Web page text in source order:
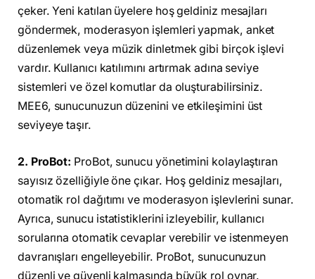
çeker. Yeni katılan üyelere hoş geldiniz mesajları
göndermek, moderasyon işlemleri yapmak, anket
düzenlemek veya müzik dinletmek gibi birçok işlevi
vardır. Kullanıcı katılımını artırmak adına seviye
sistemleri ve özel komutlar da oluşturabilirsiniz.
MEE6, sunucunuzun düzenini ve etkileşimini üst
seviyeye taşır.
2. ProBot: ProBot, sunucu yönetimini kolaylaştıran
sayısız özelliğiyle öne çıkar. Hoş geldiniz mesajları,
otomatik rol dağıtımı ve moderasyon işlevlerini sunar.
Ayrıca, sunucu istatistiklerini izleyebilir, kullanıcı
sorularına otomatik cevaplar verebilir ve istenmeyen
davranışları engelleyebilir. ProBot, sunucunuzun
düzenli ve güvenli kalmasında büyük rol oynar.